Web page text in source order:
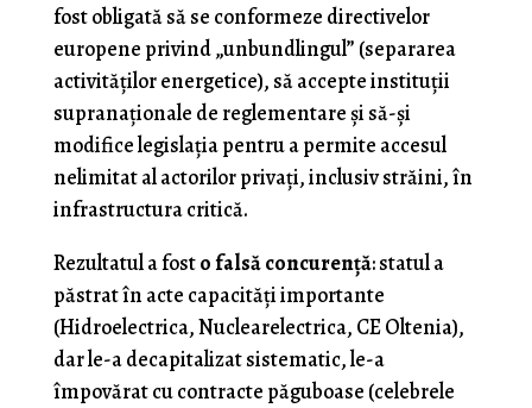
fost obligată să se conformeze directivelor
europene privind „unbundlingul” (separarea
activităților energetice), să accepte instituții
supranaționale de reglementare și să-și
modifice legislația pentru a permite accesul
nelimitat al actorilor privați, inclusiv străini, în
infrastructura critică.
Rezultatul a fosto falsă concurență: statul a
păstrat în acte capacități importante
(Hidroelectrica, Nuclearelectrica, CE Oltenia),
dar le-a decapitalizat sistematic, le-a
împovărat cu contracte păguboase (celebrele